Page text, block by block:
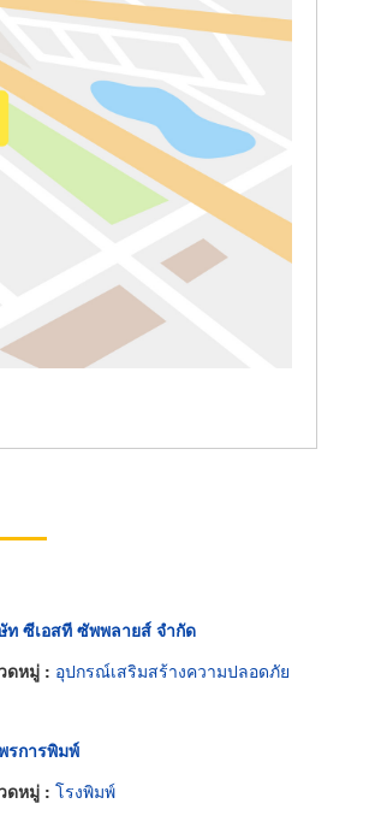
ท ซีเอสที ซัพพลายส์ จำกัด
ดหมู่ : อุปกรณ์เสริมสร้างความปลอดภัย
รการพิมพ์
ดหมู่ : โรงพิมพ์